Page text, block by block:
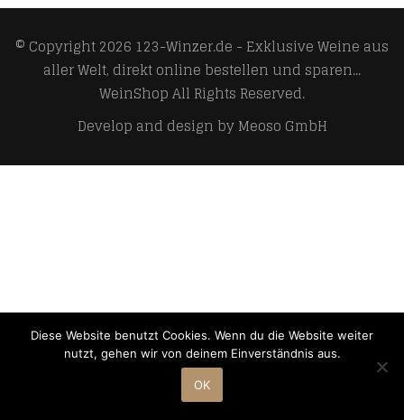
© Copyright 2026 123-Winzer.de - Exklusive Weine aus
aller Welt, direkt online bestellen und sparen...
WeinShopAll Rights Reserved.
Develop and design byMeoso GmbH
Diese Website benutzt Cookies. Wenn du die Website weiter
nutzt, gehen wir von deinem Einverständnis aus.
OK